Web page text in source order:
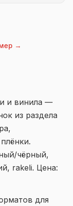
→
и винила —
из раздела
чёрный,
rakeli. Цена:
для